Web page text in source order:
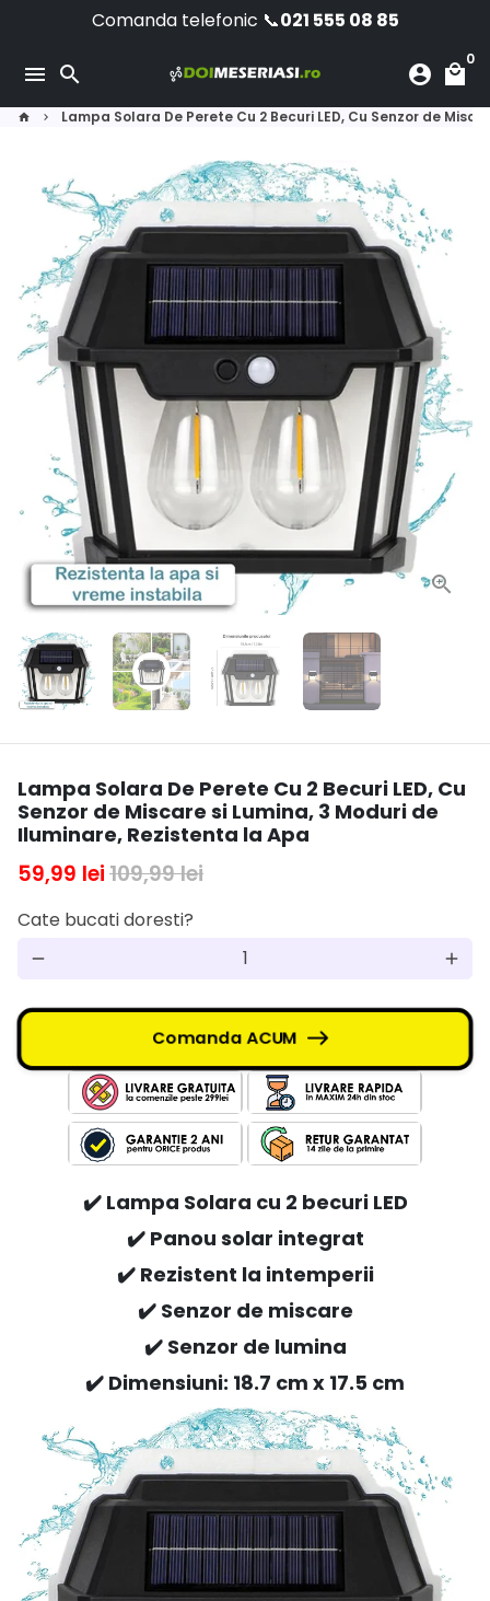
conținut
Comanda telefonic 📞021 555 08 85
menu search account_circle local_mall
0
home keyboard_arrow_right Lampa Solara De Perete Cu 2 Becuri LED, Cu Senzor de
Lampa Solara De Perete Cu 2 Becuri LED, Cu
Senzor de Miscare si Lumina, 3 Moduri de
Iluminare, Rezistenta la Apa
59,99 lei109,99 lei
Cate bucati doresti?
remove add
Comanda ACUM
✔️ Lampa Solara cu 2 becuri LED
✔️ Panou solar integrat
✔️ Rezistent la intemperii
✔️ Senzor de miscare
✔️ Senzor de lumina
✔️ Dimensiuni: 18.7 cm x 17.5 cm